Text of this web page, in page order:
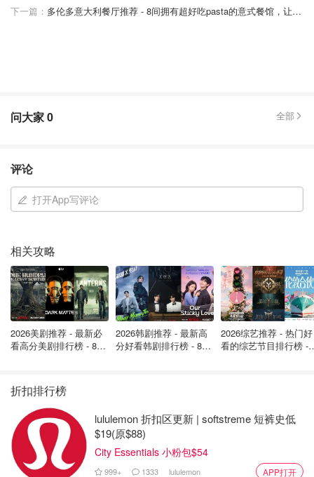
旁观者在停车场拍摄的视频显示，其中一名嫌疑人将受害者
财产。
和危险驾驶机动车的罪行。
调查人员呼吁公众，如果发现这些人，不要接近他们。
于原作者
落网了！一男一女嫌疑人因与
Yonge/Finch的6起暴力银行劫案有关被
逮捕！
OOliviaZZ 1882
OOliviaZZ
下一篇：
多伦多意大利餐厅推荐 - 8间拥有超好吃pasta的意式餐馆，让你仿佛置身在罗马！
问大家0 全部
评论
打开App写评论
相关攻略
2026美剧推荐 - 最新必
看高分美剧排行榜 - 8月
2026韩剧推荐 - 最新高
分好看韩剧排行榜 - 8月
2026综艺推荐 - 热门好
看的综艺节目排行榜 -
折扣排行榜
lululemon 折扣区更新 | softstreme 短裤史低
$19(原$88)
City Essentials 小粉包$54
999+ 1333 lululemon APP打开